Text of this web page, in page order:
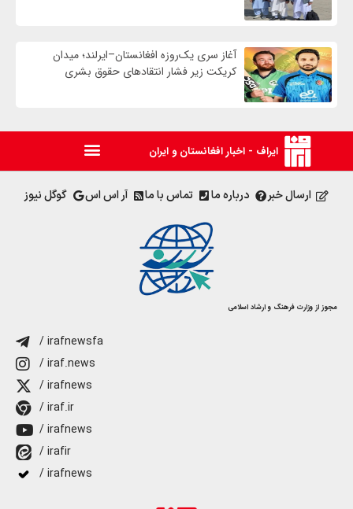
آغاز سری یک‌روزه افغانستان–ایرلند؛ میدان
کریکت زیر فشار انتقادهای حقوق بشری
ایراف - اخبار افغانستان و ایران
ارسال خبر درباره ما تماس با ما آر اس اس گوگل نیوز
مجوز از وزارت فرهنگ و ارشاد اسلامی
/ irafnewsfa
/ iraf.news
/ irafnews
/ iraf.ir
/ irafnews
/ irafir
/ irafnews